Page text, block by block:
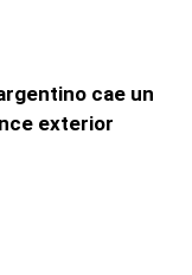
cae un
exterior